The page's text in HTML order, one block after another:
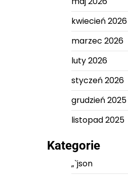
kwiecień 2026
marzec 2026
luty 2026
styczeń 2026
grudzień 2025
listopad 2025
Kategorie
„`json